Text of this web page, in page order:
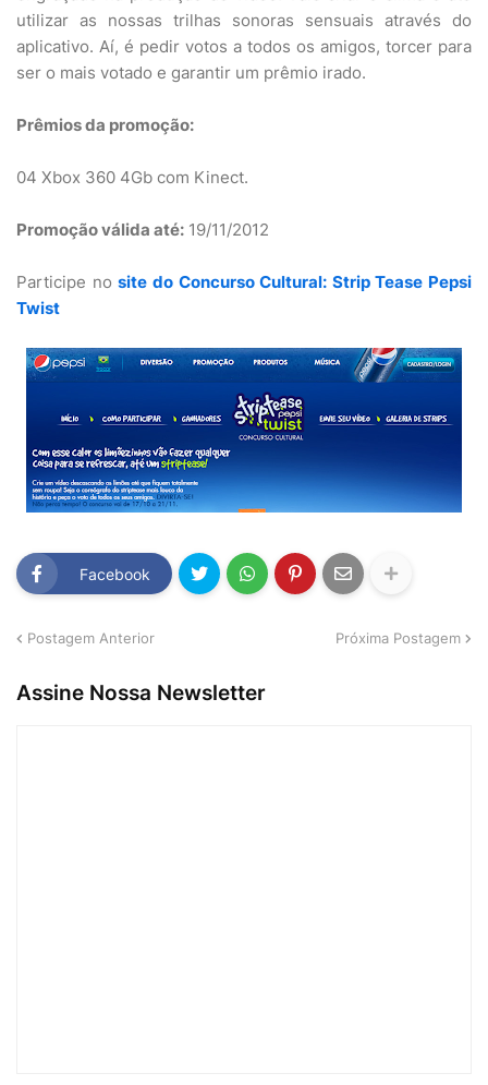
utilizar as nossas trilhas sonoras sensuais através do
aplicativo. Aí, é pedir votos a todos os amigos, torcer para
ser o mais votado e garantir um prêmio irado.
Prêmios da promoção:
04 Xbox 360 4Gb com Kinect.
Promoção válida até: 19/11/2012
Participe nosite do Concurso Cultural: Strip Tease Pepsi
Twist
Facebook
Postagem Anterior Próxima Postagem
Assine Nossa Newsletter